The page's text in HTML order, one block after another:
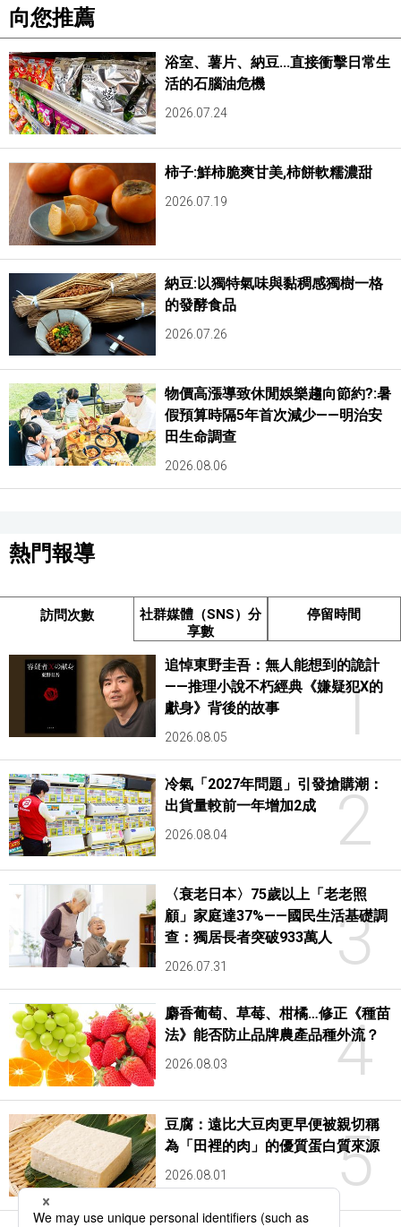
向您推薦
浴室、薯片、納豆...直接衝擊日常生
活的石腦油危機
2026.07.24
柿子:鮮柿脆爽甘美,柿餅軟糯濃甜
2026.07.19
納豆:以獨特氣味與黏稠感獨樹一格
的發酵食品
2026.07.26
物價高漲導致休閒娛樂趨向節約?:暑
假預算時隔5年首次減少——明治安
田生命調查
2026.08.06
熱門報導
訪問次數
社群媒體（SNS）分
享數
停留時間
1
追悼東野圭吾：無人能想到的詭計
——推理小說不朽經典《嫌疑犯X的
獻身》背後的故事
2026.08.05
2
冷氣「2027年問題」引發搶購潮：
出貨量較前一年增加2成
2026.08.04
3
〈衰老日本〉75歲以上「老老照
顧」家庭達37%——國民生活基礎調
查：獨居長者突破933萬人
2026.07.31
4
麝香葡萄、草莓、柑橘…修正《種苗
法》能否防止品牌農產品種外流？
2026.08.03
5
豆腐：遠比大豆肉更早便被親切稱
為「田裡的肉」的優質蛋白質來源
2026.08.01